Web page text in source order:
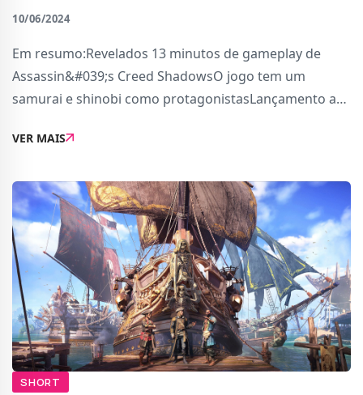
10/06/2024
Em resumo:Revelados 13 minutos de gameplay de
Assassin&#039;s Creed ShadowsO jogo tem um
samurai e shinobi como protagonistasLançamento a
estavam desejosos para ver mais de Assassin&#039;s
VER MAIS
SHORT